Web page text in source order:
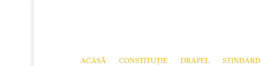
ACASĂ CONSTITUȚIE DRAPEL STINDARD